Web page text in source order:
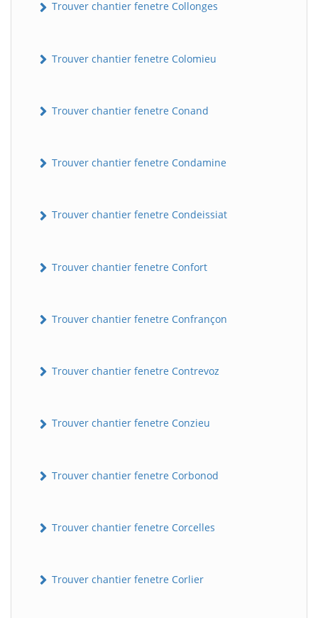
Trouver chantier fenetre Collonges
Trouver chantier fenetre Colomieu
Trouver chantier fenetre Conand
Trouver chantier fenetre Condamine
Trouver chantier fenetre Condeissiat
Trouver chantier fenetre Confort
Trouver chantier fenetre Confrançon
Trouver chantier fenetre Contrevoz
Trouver chantier fenetre Conzieu
Trouver chantier fenetre Corbonod
Trouver chantier fenetre Corcelles
Trouver chantier fenetre Corlier
B BatiWebPro
Assistant en ligne